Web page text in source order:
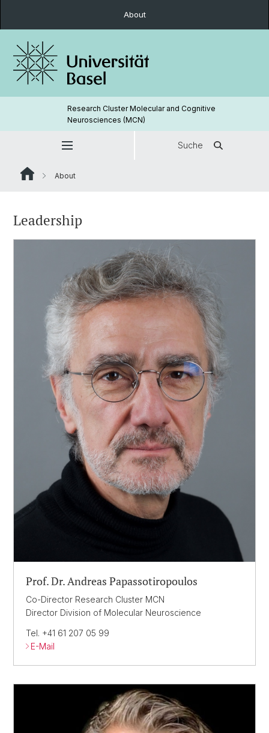
About
Research Cluster Molecular and Cognitive
Neurosciences (MCN)
Suche
About
Leadership
Prof. Dr. Andreas Papassotiropoulos
Co-Director Research Cluster MCN
Director Division of Molecular Neuroscience
Tel. +41 61 207 05 99
E-Mail